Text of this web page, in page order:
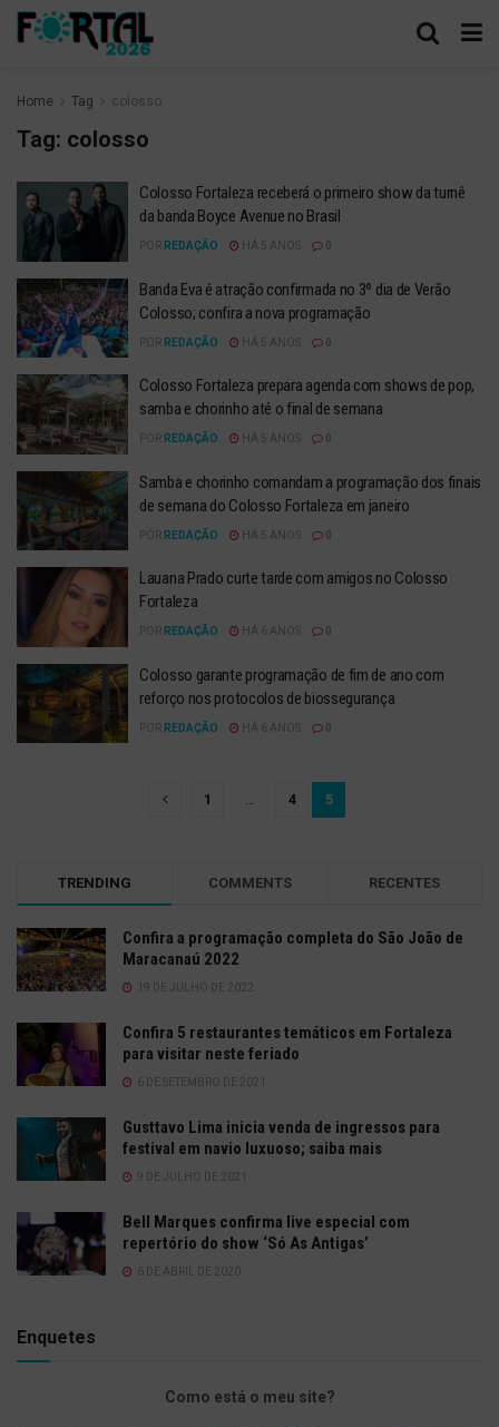
Home Tag colosso
Tag: colosso
Colosso Fortaleza receberá o primeiro show da turnê
da banda Boyce Avenue no Brasil
POR REDAÇÃO HÁ 5 ANOS
Banda Eva é atração confirmada no 3º dia de Verão
Colosso; confira a nova programação
POR REDAÇÃO HÁ 5 ANOS
Colosso Fortaleza prepara agenda com shows de pop,
samba e chorinho até o final de semana
POR REDAÇÃO HÁ 5 ANOS
Samba e chorinho comandam a programação dos finais
de semana do Colosso Fortaleza em janeiro
POR REDAÇÃO HÁ 5 ANOS
Lauana Prado curte tarde com amigos no Colosso
Fortaleza
POR REDAÇÃO HÁ 6 ANOS
Colosso garante programação de fim de ano com
reforço nos protocolos de biossegurança
POR REDAÇÃO HÁ 6 ANOS
1 … 4 5
TRENDING COMMENTS RECENTES
Confira a programação completa do São João de
Maracanaú 2022
19 DE JULHO DE 2022
Confira 5 restaurantes temáticos em Fortaleza
para visitar neste feriado
6 DE SETEMBRO DE 2021
Gusttavo Lima inicia venda de ingressos para
festival em navio luxuoso; saiba mais
9 DE JULHO DE 2021
Bell Marques confirma live especial com
repertório do show ‘Só As Antigas’
6 DE ABRIL DE 2020
Enquetes
Como está o meu site?